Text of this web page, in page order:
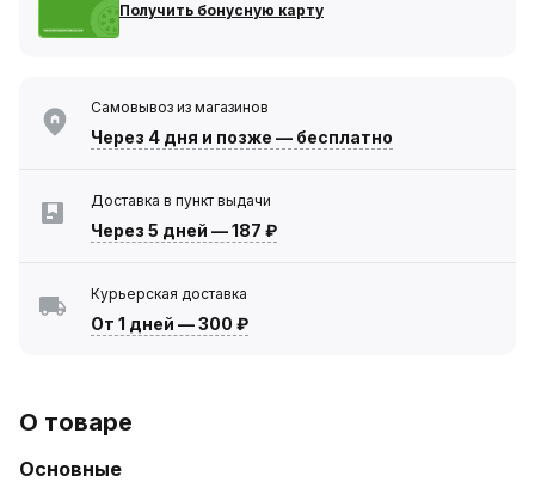
Получить бонусную карту
Самовывоз из магазинов
Через 4 дня и позже — бесплатно
Доставка в пункт выдачи
Через 5 дней —187 ₽
Курьерская доставка
От 1 дней —300 ₽
О товаре
Основные